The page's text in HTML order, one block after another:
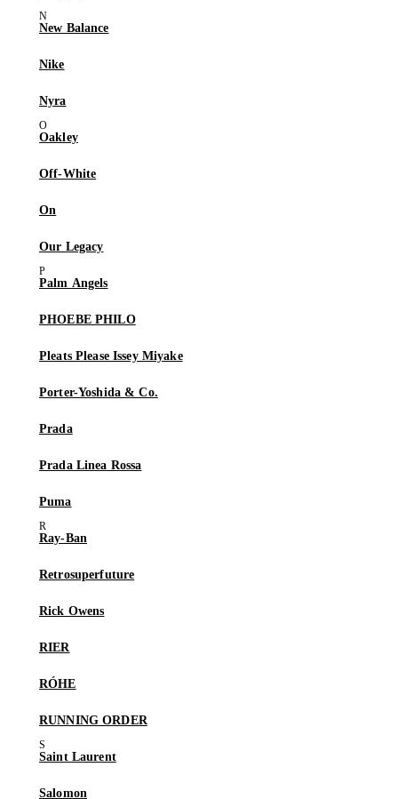
New Balance
Nike
Nyra
Oakley
Off-White
On
Our Legacy
Palm Angels
PHOEBE PHILO
Pleats Please Issey Miyake
Porter-Yoshida & Co.
Prada
Prada Linea Rossa
Puma
Ray-Ban
Retrosuperfuture
Rick Owens
RIER
RÓHE
RUNNING ORDER
Saint Laurent
Salomon